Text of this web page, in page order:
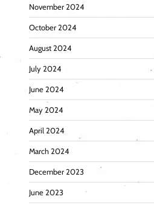
November 2024
October 2024
August 2024
July 2024
June 2024
May 2024
April 2024
March 2024
December 2023
June 2023